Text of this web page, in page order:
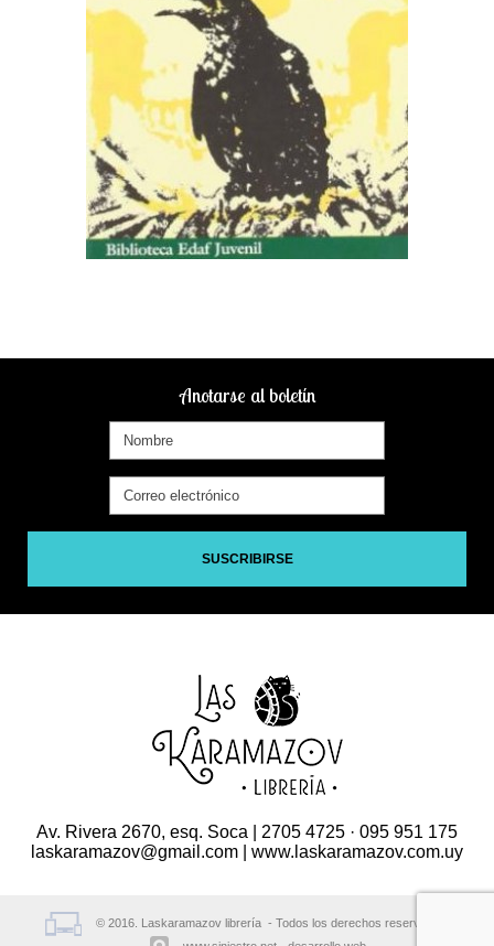
Anotarse al boletín
SUSCRIBIRSE
Av. Rivera 2670, esq. Soca | 2705 4725 · 095 951 175
laskaramazov@gmail.com | www.laskaramazov.com.uy
© 2016. Laskaramazov librería - Todos los derechos reservados.